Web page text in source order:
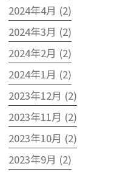
2024年4月 (2)
2024年3月 (2)
2024年2月 (2)
2024年1月 (2)
2023年12月 (2)
2023年11月 (2)
2023年10月 (2)
2023年9月 (2)